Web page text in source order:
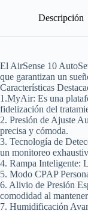
Descripción
El AirSense 10
que garantizan un
Características
1.MyAir: Es una
fidelización del
2. Presión de Ajuste
precisa y cómoda.
3. Tecnología de
un monitoreo
4. Rampa Inteligente:
5. Modo CPAP
6. Alivio de Presión
comodidad al
7. Humidificación